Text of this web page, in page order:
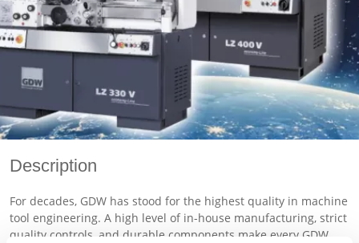
Description
For decades, GDW has stood for the highest quality in machine
tool engineering. A high level of in-house manufacturing, strict
quality controls, and durable components make every GDW